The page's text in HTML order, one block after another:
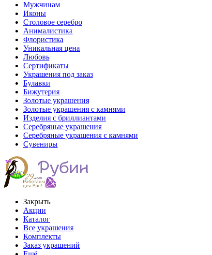
Мужчинам
Иконы
Столовое серебро
Анималистика
Флористика
Уникальная цена
Любовь
Сертификаты
Украшения под заказ
Булавки
Бижутерия
Золотые украшения
Золотые украшения с камнями
Изделия с бриллиантами
Серебряные украшения
Серебряные украшения с камнями
Сувениры
Закрыть
Акции
Каталог
Все украшения
Комплекты
Заказ украшений